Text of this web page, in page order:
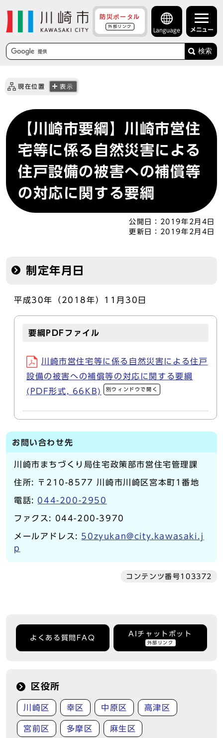
防災ポータル
外部リンク
Language メニュー
検索
現在位置 表示
【川崎市要綱】川崎市営住
宅等に係る自然災害による
住戸設備の被害への補償等
の対応に関する要綱
公開日：
2019年2月4日
更新日：
2019年2月4日
制定年月日
平成30年（2018年）11月30日
要綱PDFファイル
川崎市営住宅等に係る自然災害による住戸
設備の被害への補償等の対応に関する要綱
(PDF形式, 66KB)
別ウィンドウで開く
お問い合わせ先
川崎市まちづくり局住宅政策部市営住宅管理課
住所: 〒210-8577 川崎市川崎区宮本町1番地
電話: 044-200-2950
ファクス: 044-200-3970
メールアドレス: 50zyukan@city.kawasaki.j
p
コンテンツ番号103372
よくある質問FAQ
AIチャットボット
外部リンク
区役所
川崎区 幸区 中原区 高津区
宮前区 多摩区 麻生区